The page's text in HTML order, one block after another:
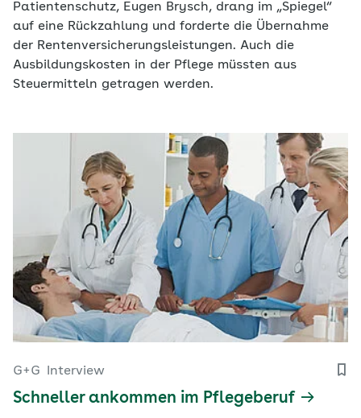
Patientenschutz, Eugen Brysch, drang im „Spiegel“
auf eine Rückzahlung und forderte die Übernahme
der Rentenversicherungsleistungen. Auch die
Ausbildungskosten in der Pflege müssten aus
Steuermitteln getragen werden.
G+G Interview
Schneller ankommen im Pflegeberuf